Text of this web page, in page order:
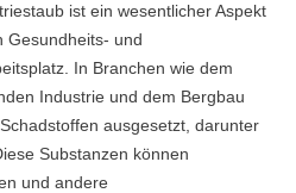
ist ein wesentlicher Aspekt
Gesundheits- und
In Branchen wie dem
Industrie und dem Bergbau
ausgesetzt, darunter
Substanzen können
und andere